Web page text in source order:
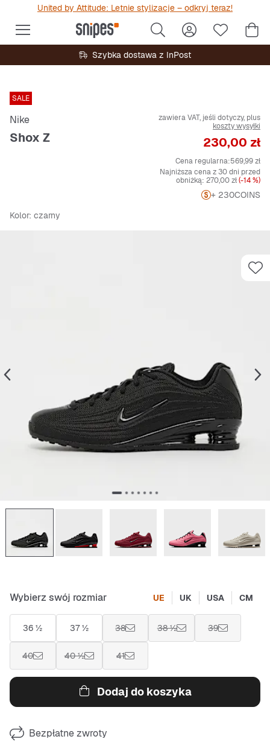
United by Attitude: Letnie stylizacje – odkryj teraz!
Szybka dostawa z InPost
SALE
Nike
Shox Z
zawiera VAT, jeśli dotyczy, plus
koszty wysyłki
Cena
230,00 zł
Cena regularna:569,99 zł
Najniższa cena z 30 dni przed
obniżką: 270,00 zł(-14 %)
+ 230COINS
Kolor: czarny
Wybierz swój rozmiar UE UK USA CM
36 ½ 37 ½ 38 38 ½ 39
40 40 ½ 41
Dodaj do koszyka
Bezpłatne zwroty